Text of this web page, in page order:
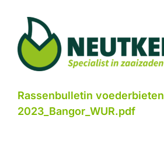
inhoud
Rassenbulletin voederbieten
2023_Bangor_WUR.pdf